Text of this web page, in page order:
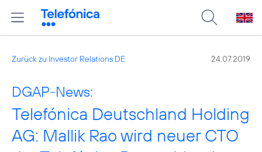
Zurück zu Investor Relations DE 24.07.2019
DGAP-News:
Telefónica Deutschland Holding
AG: Mallik Rao wird neuer CTO